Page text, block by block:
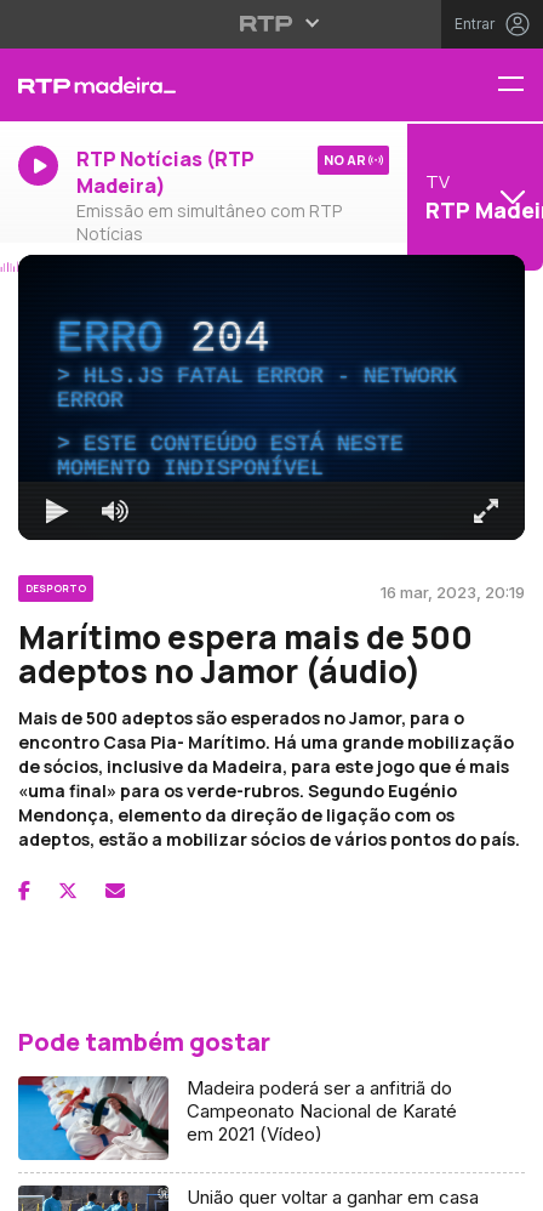
Entrar
RTP Notícias (RTP
Madeira)
Emissão em simultâneo com RTP
Notícias
NO AR
TV
RTP
ERRO204
HLS.JS FATAL ERROR - NETWORK
ERROR
ESTE CONTEÚDO ESTÁ NESTE
MOMENTO INDISPONÍVEL
DESPORTO 16 mar, 2023, 20:19
Marítimo espera mais de 500
adeptos no Jamor (áudio)
Mais de 500 adeptos são esperados no Jamor, para o
encontro Casa Pia- Marítimo. Há uma grande mobilização
de sócios, inclusive da Madeira, para este jogo que é mais
«uma final» para os verde-rubros. Segundo Eugénio
Mendonça, elemento da direção de ligação com os
adeptos, estão a mobilizar sócios de vários pontos do país.
Pode também gostar
Madeira poderá ser a anfitriã do
Campeonato Nacional de Karaté
em 2021 (Vídeo)
União quer voltar a ganhar em casa